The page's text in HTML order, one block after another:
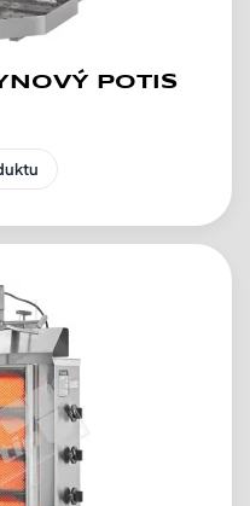
POTIS